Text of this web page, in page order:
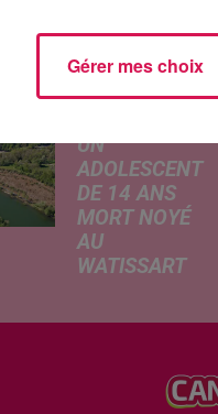
UN
ADOLESCENT
DE 14 ANS
MORT NOYÉ
AU
WATISSART
lundi par nos
confrères de La
Gérer mes choix